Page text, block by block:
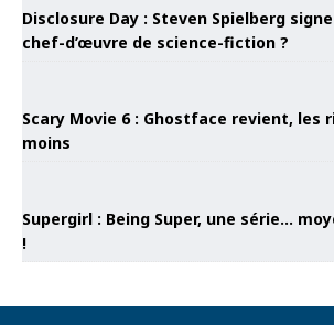
Disclosure Day : Steven Spielberg
chef-d’œuvre de science-fiction ?
Scary Movie 6 : Ghostface revient, les
moins
Supergirl : Being Super, une série…
!